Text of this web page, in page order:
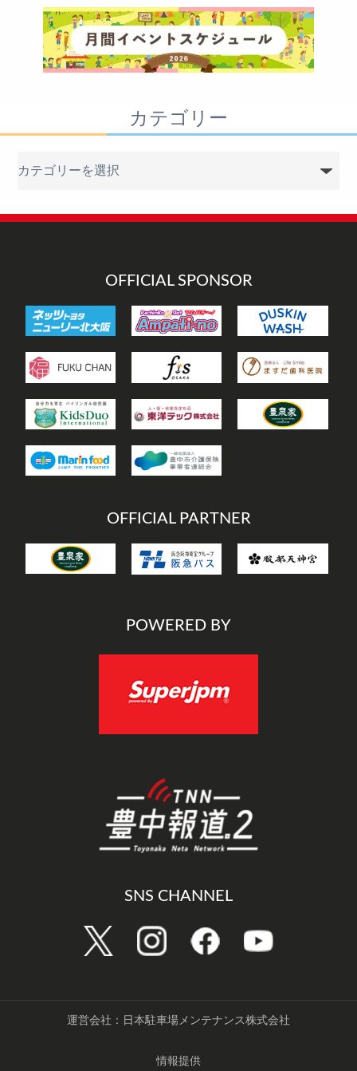
カテゴリー
リ
OFFICIAL SPONSOR
OFFICIAL PARTNER
POWERED BY
SNS CHANNEL
運営会社：日本駐車場メンテナンス株式会社
情報提供